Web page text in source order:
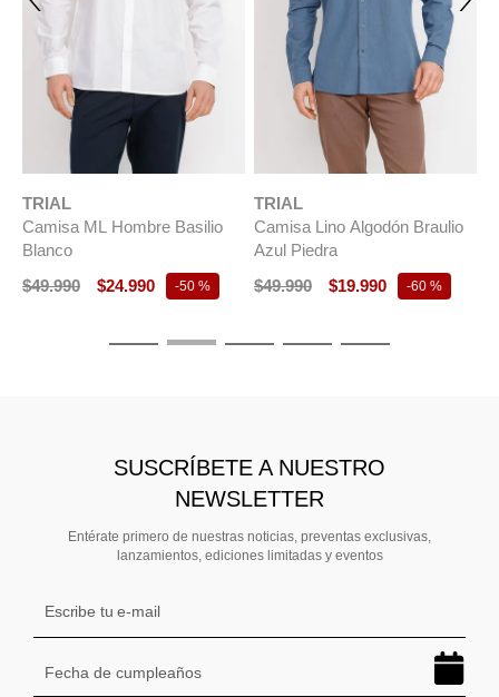
TRIAL
Camisa ML Hombre Basilio
Blanco
$49.990 $24.990 -50 %
TRIAL
Camisa Lino Algodón Braulio
Azul Piedra
$49.990 $19.990 -60 %
SUSCRÍBETE A NUESTRO
NEWSLETTER
Entérate primero de nuestras noticias, preventas exclusivas,
lanzamientos, ediciones limitadas y eventos